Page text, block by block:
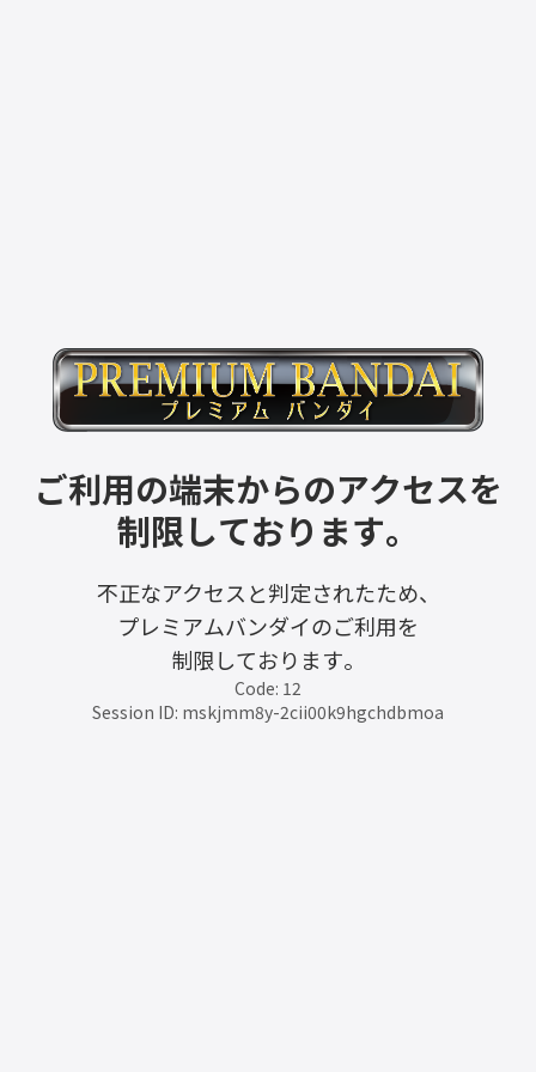
ご利用の端末からのアクセスを
制限しております。
不正なアクセスと判定されたため、
プレミアムバンダイのご利用を
制限しております。
Code: 12
Session ID: mskjmm8y-2cii00k9hgchdbmoa